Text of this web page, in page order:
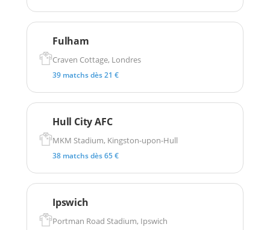
Fulham
Craven Cottage, Londres
39 matchs dès 21 €
Hull City AFC
MKM Stadium, Kingston-upon-Hull
38 matchs dès 65 €
Ipswich
Portman Road Stadium, Ipswich